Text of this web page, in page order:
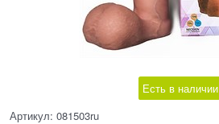
Есть в наличии
Артикул: 081503ru